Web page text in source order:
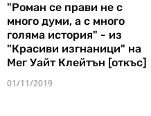
"Роман се прави не с
много думи, а с много
голяма история" - из
"Красиви изгнаници" на
Мег Уайт Клейтън [откъс]
01/11/2019